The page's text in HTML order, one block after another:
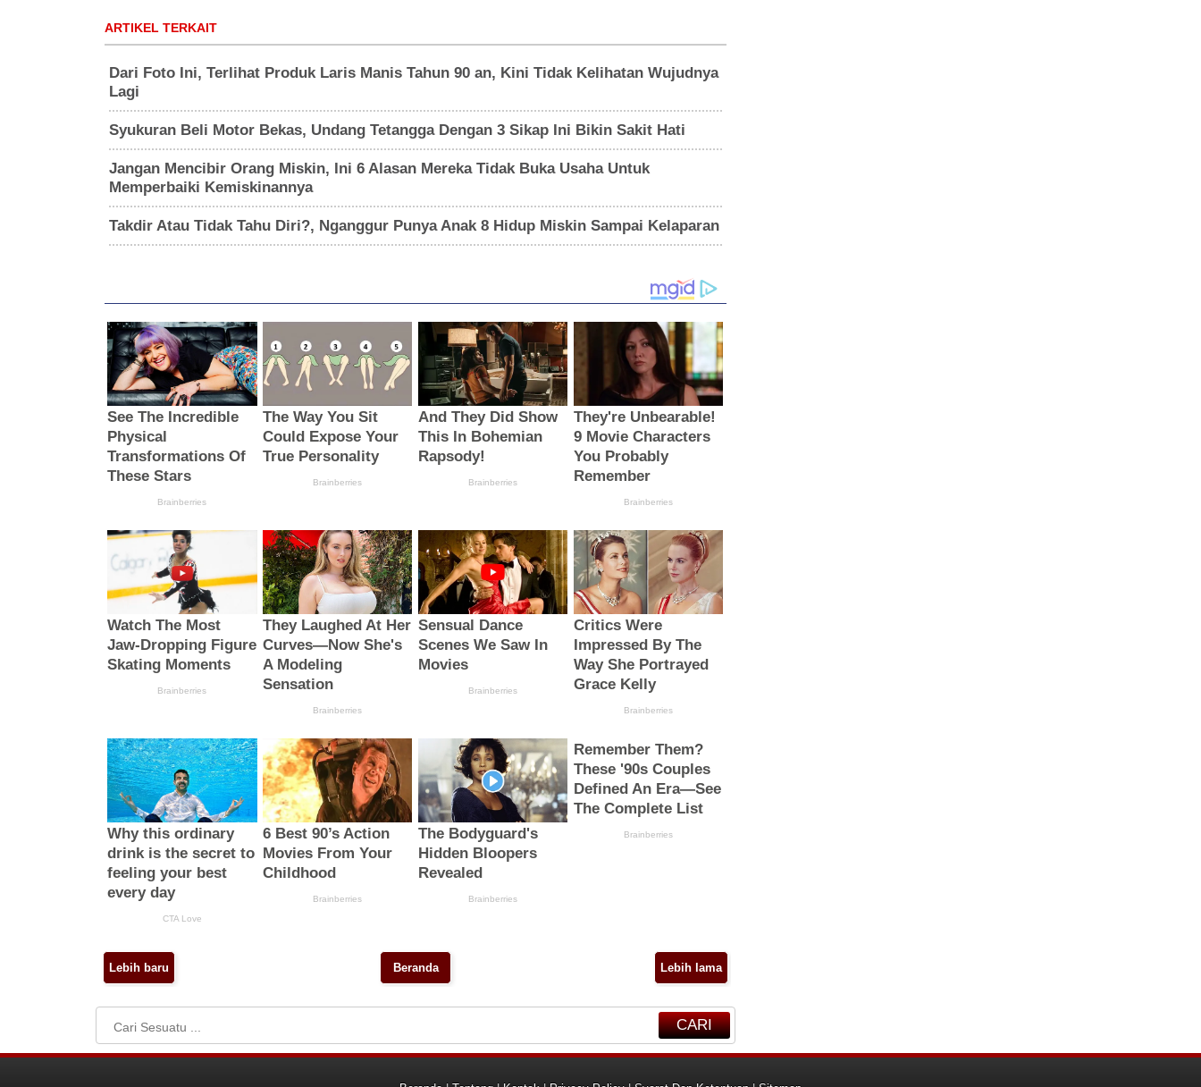
ARTIKEL TERKAIT
Dari Foto Ini, Terlihat Produk Laris Manis Tahun 90 an, Kini Tidak Kelihatan Wujudnya
Lagi
Syukuran Beli Motor Bekas, Undang Tetangga Dengan 3 Sikap Ini Bikin Sakit Hati
Jangan Mencibir Orang Miskin, Ini 6 Alasan Mereka Tidak Buka Usaha Untuk
Memperbaiki Kemiskinannya
Takdir Atau Tidak Tahu Diri?, Nganggur Punya Anak 8 Hidup Miskin Sampai Kelaparan
Lebih baru Lebih lama
Beranda
CARI